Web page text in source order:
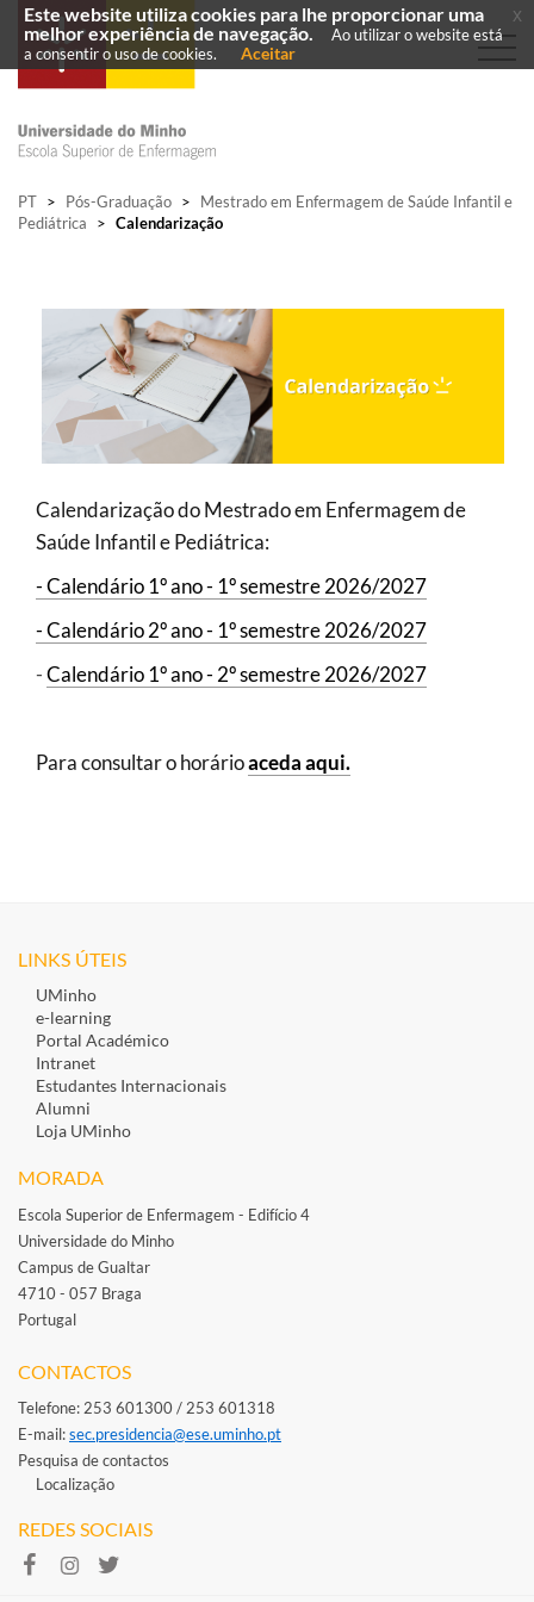
PT > Pós-Graduação >
Mestrado em Enfermagem de Saúde Infantil e
Pediátrica
> Calendarização
Calendarização do Mestrado em Enfermagem de
Saúde Infantil e Pediátrica:
- Calendário 1º ano - 1º semestre 2026/2027
- Calendário 2º ano - 1º semestre 2026/2027
-Calendário 1º ano - 2º semestre 2026/2027
Para consultar o horárioaceda aqui.
LINKS ÚTEIS
UMinho
e-learning
Portal Académico
Intranet
Estudantes Inte​rnacionais
Alumni
Loja UMinho
MORADA
Escola Superior de Enfermagem - Edifício 4
Universidade do Minho
Campus de Gualtar
4710 - 057 Braga
Portugal
CONTACTOS
Telefone: 253 601300 / 253 601318
E-mail: ​sec.presidencia@ese.uminho.​pt
Pesquisa de contactos
Localização
REDES SOCIAIS
Este website utiliza cookies para lhe proporcionar uma
melhor experiência de navegação.
Ao utilizar o website está
a consentir o uso de cookies.
Aceitar
x